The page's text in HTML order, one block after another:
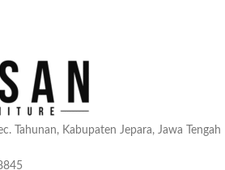
Tahunan, Kabupaten Jepara, Jawa Tengah